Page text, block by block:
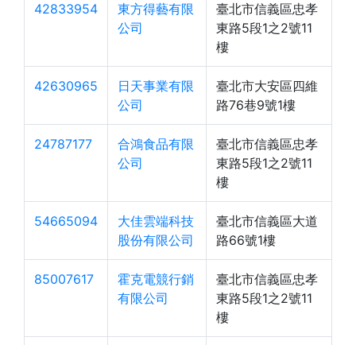
42833954
東方得藝有限
公司
臺北市信義區忠孝
東路5段1之2號11
樓
42630965
日天事業有限
公司
臺北市大安區四維
路76巷9號1樓
24787177
合鴻食品有限
公司
臺北市信義區忠孝
東路5段1之2號11
樓
54665094
大佳雲端科技
股份有限公司
臺北市信義區大道
路66號1樓
85007617
霍克電競行銷
有限公司
臺北市信義區忠孝
東路5段1之2號11
樓